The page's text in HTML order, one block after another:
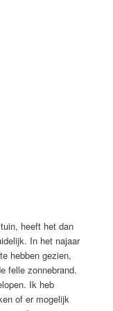
heeft het dan
In het najaar
hebben gezien,
felle zonnebrand.
Ik heb
of er mogelijk